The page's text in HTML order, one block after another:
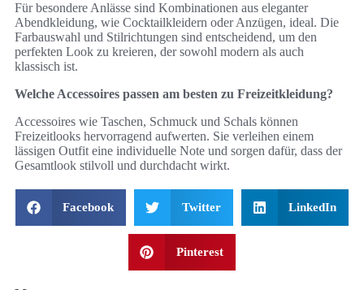
Für besondere Anlässe sind Kombinationen aus eleganter
Abendkleidung, wie Cocktailkleidern oder Anzügen, ideal. Die
Farbauswahl und Stilrichtungen sind entscheidend, um den
perfekten Look zu kreieren, der sowohl modern als auch
klassisch ist.
Welche Accessoires passen am besten zu Freizeitkleidung?
Accessoires wie Taschen, Schmuck und Schals können
Freizeitlooks hervorragend aufwerten. Sie verleihen einem
lässigen Outfit eine individuelle Note und sorgen dafür, dass der
Gesamtlook stilvoll und durchdacht wirkt.
Facebook Twitter LinkedIn
Pinterest